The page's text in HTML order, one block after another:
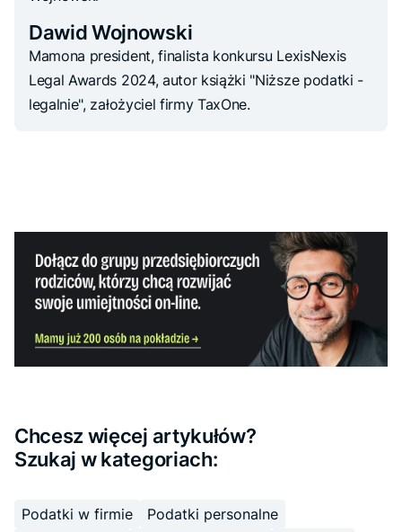
Dawid Wojnowski
Mamona president, finalista konkursu LexisNexis
Legal Awards 2024, autor książki "Niższe podatki -
legalnie", założyciel firmy TaxOne.
Chcesz więcej artykułów?
Szukaj w kategoriach:
Podatki w firmie
Podatki personalne